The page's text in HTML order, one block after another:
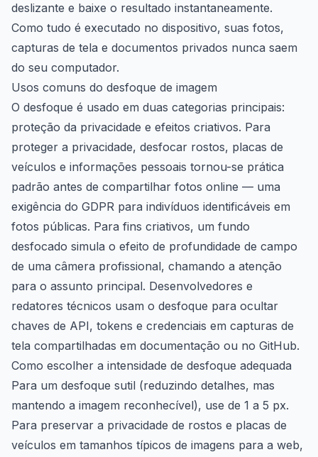
deslizante e baixe o resultado instantaneamente.
Como tudo é executado no dispositivo, suas fotos,
capturas de tela e documentos privados nunca saem
do seu computador.
Usos comuns do desfoque de imagem
O desfoque é usado em duas categorias principais:
proteção da privacidade e efeitos criativos. Para
proteger a privacidade, desfocar rostos, placas de
veículos e informações pessoais tornou-se prática
padrão antes de compartilhar fotos online — uma
exigência do GDPR para indivíduos identificáveis ​​em
fotos públicas. Para fins criativos, um fundo
desfocado simula o efeito de profundidade de campo
de uma câmera profissional, chamando a atenção
para o assunto principal. Desenvolvedores e
redatores técnicos usam o desfoque para ocultar
chaves de API, tokens e credenciais em capturas de
tela compartilhadas em documentação ou no GitHub.
Como escolher a intensidade de desfoque adequada
Para um desfoque sutil (reduzindo detalhes, mas
mantendo a imagem reconhecível), use de 1 a 5 px.
Para preservar a privacidade de rostos e placas de
veículos em tamanhos típicos de imagens para a web,